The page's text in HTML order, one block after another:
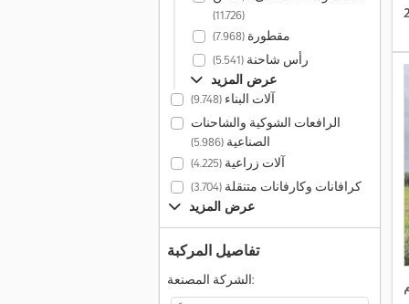
(11.726)
مقطورة(7.968)
رأس شاحنة(5.541)
عرض المزيد
آلات البناء(9.748)
الرافعات الشوكية والشاحنات
الصناعية(5.986)
آلات زراعية(4.225)
كرافانات وكارفانات متنقلة(3.704)
عرض المزيد
تفاصيل المركبة
الشركة المصنعة: